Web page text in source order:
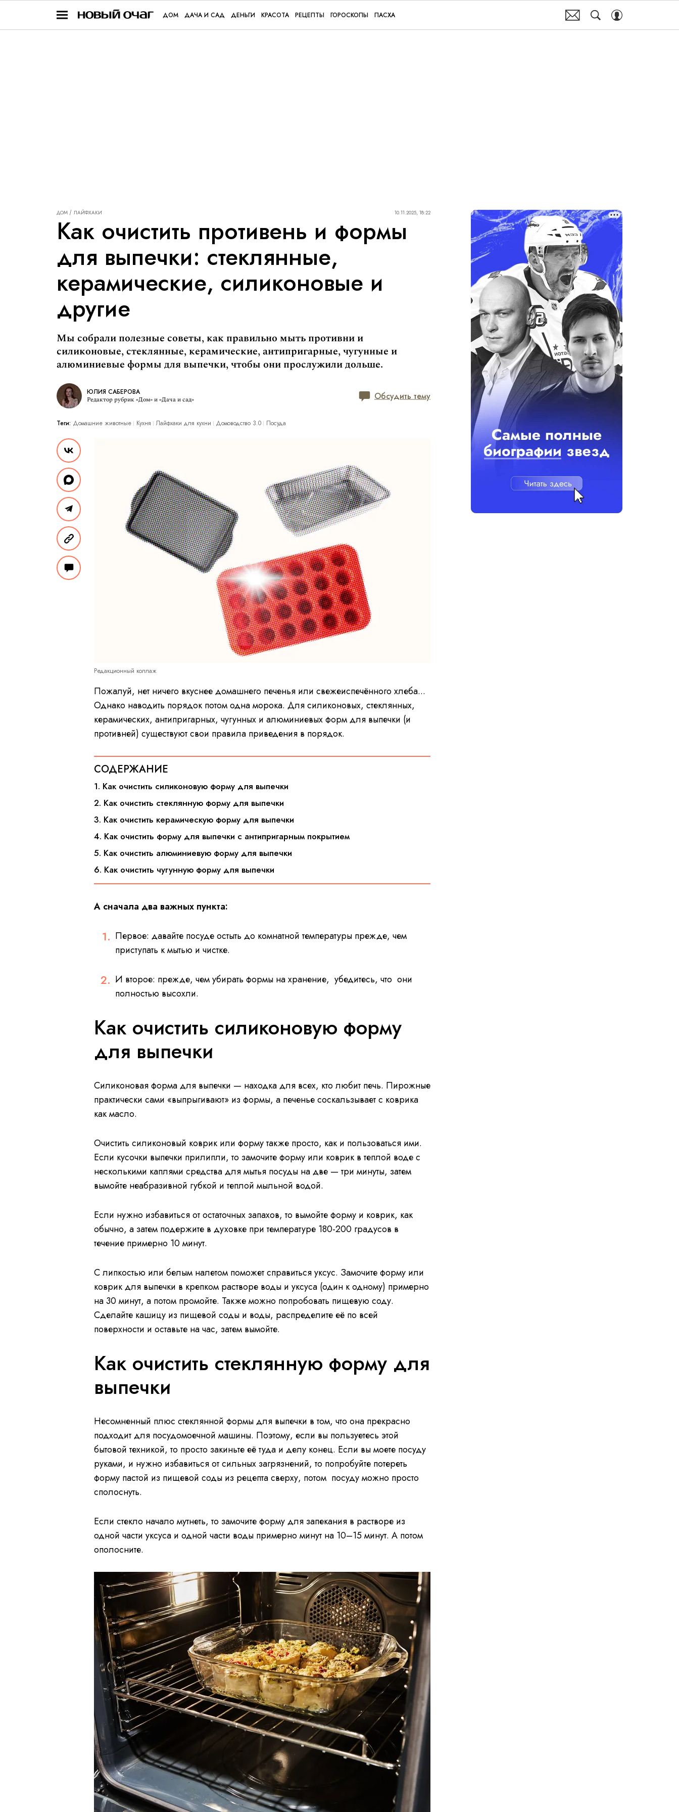
ДОМ ДАЧА И САД ДЕНЬГИ КРАСОТА РЕЦЕПТЫ ГОРОСКОПЫ ПАСХА
ДОМ ЛАЙФХАКИ 10.11.2025, 18:22
Как очистить противень и формы
для выпечки: стеклянные,
керамические, силиконовые и
другие
Мы собрали полезные советы, как правильно мыть противни и
силиконовые, стеклянные, керамические, антипригарные, чугунные и
алюминиевые формы для выпечки, чтобы они прослужили дольше.
ЮЛИЯ САБЕРОВА
Редактор рубрик «Дом» и «Дача и сад» Обсудить тему
Теги: Домашние животные Кухня Лайфхаки для кухни Домоводство 3.0 Посуда
Редакционный коллаж
Пожалуй, нет ничего вкуснее домашнего печенья или свежеиспечённого хлеба...
Однако наводить порядок потом одна морока. Для силиконовых, стеклянных,
керамических, антипригарных, чугунных и алюминиевых форм для выпечки (и
противней) существуют свои правила приведения в порядок.
СОДЕРЖАНИЕ
1. Как очистить силиконовую форму для выпечки
2. Как очистить стеклянную форму для выпечки
3. Как очистить керамическую форму для выпечки
4. Как очистить форму для выпечки с антипригарным покрытием
5. Как очистить алюминиевую форму для выпечки
6. Как очистить чугунную форму для выпечки
А сначала два важных пункта:
Первое: давайте посуде остыть до комнатной температуры прежде, чем
приступать к мытью и чистке.
И второе: прежде, чем убирать формы на хранение, убедитесь, что они
полностью высохли.
Как очистить силиконовую форму
для выпечки
Силиконовая форма для выпечки — находка для всех, кто любит печь. Пирожные
практически сами «выпрыгивают» из формы, а печенье соскальзывает с коврика
как масло.
Очистить силиконовый коврик или форму также просто, как и пользоваться ими.
Если кусочки выпечки прилипли, то замочите форму или коврик в теплой воде с
несколькими каплями средства для мытья посуды на две — три минуты, затем
вымойте неабразивной губкой и теплой мыльной водой.
Если нужно избавиться от остаточных запахов, то вымойте форму и коврик, как
обычно, а затем подержите в духовке при температуре 180-200 градусов в
течение примерно 10 минут.
С липкостью или белым налетом поможет справиться уксус. Замочите форму или
коврик для выпечки в крепком растворе воды и уксуса (один к одному) примерно
на 30 минут, а потом промойте. Также можно попробовать пищевую соду.
Сделайте кашицу из пищевой соды и воды, распределите её по всей
поверхности и оставьте на час, затем вымойте.
Как очистить стеклянную форму для
выпечки
Несомненный плюс стеклянной формы для выпечки в том, что она прекрасно
подходит для посудомоечной машины. Поэтому, если вы пользуетесь этой
бытовой техникой, то просто закиньте её туда и делу конец. Если вы моете посуду
руками, и нужно избавиться от сильных загрязнений, то попробуйте потереть
форму пастой из пищевой соды из рецепта сверху, потом посуду можно просто
сполоснуть.
Если стекло начало мутнеть, то замочите форму для запекания в растворе из
одной части уксуса и одной части воды примерно минут на 10–15 минут. А потом
ополосните.